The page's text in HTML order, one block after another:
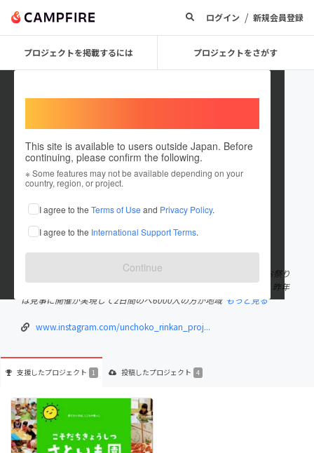
ログイン / 新規会員登録
プロジェクトを掲載するには プロジェクトをさがす
This site is available to users outside Japan. Before
continuing, please confirm the following.
※ Some features may not be available depending on your
country, region, or project.
I agree to the Terms of Use and Privacy Policy.
I agree to the International Support Terms.
Continue
uncyokorinkanproject
これまでに1回支援して4件のプロジェクトを投稿しています
在住国：日本 現在地：未設定
出身国：日本 出身地：未設定
中央林間に互いにお店を構える仲間たちが昔ながらの昭和っぽいお祭り
をみんなで開催しようと有志で集まったプロジェクトチームです。昨年
は見事に開催が実現して2日間のべ6000人の方が地域 もっと見る
www.instagram.com/unchoko_rinkan_proj...
支援したプロジェクト 1 投稿したプロジェクト 4